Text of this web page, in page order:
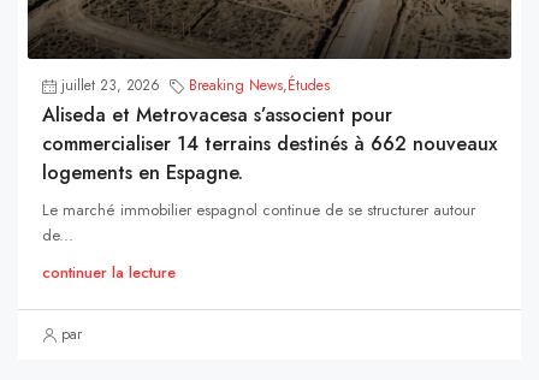
juillet 23, 2026 Breaking News,Études
Aliseda et Metrovacesa s’associent pour
commercialiser 14 terrains destinés à 662 nouveaux
logements en Espagne.
Le marché immobilier espagnol continue de se structurer autour
de...
continuer la lecture
par